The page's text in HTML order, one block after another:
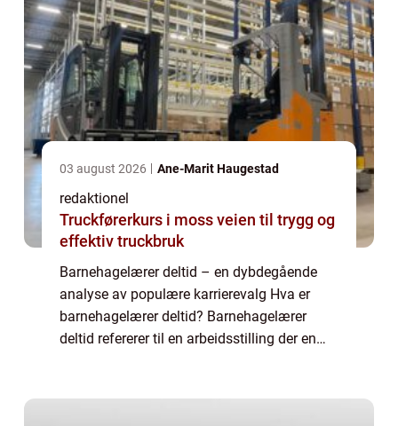
03 august 2026 Ane-Marit Haugestad
redaktionel
Truckførerkurs i moss veien til trygg og
effektiv truckbruk
Barnehagelærer deltid – en dybdegående
analyse av populære karrierevalg Hva er
barnehagelærer deltid? Barnehagelærer
deltid refererer til en arbeidsstilling der en